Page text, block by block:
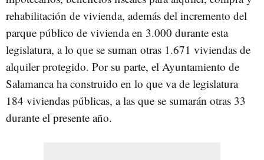
rehabilitación de vivienda, además del incremento del
parque público de vivienda en 3.000 durante esta
legislatura, a lo que se suman otras 1.671 viviendas de
alquiler protegido. Por su parte, el Ayuntamiento de
Salamanca ha construido en lo que va de legislatura
184 viviendas públicas, a las que se sumarán otras 33
durante el presente año.